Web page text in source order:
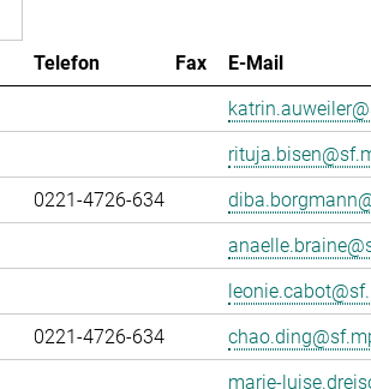
Telefon Fax E-Mail
0221-4726-634
0221-4726-634
marie-